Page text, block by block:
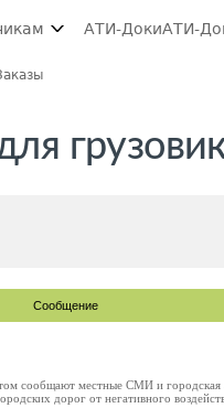
АТИ-ДокиАТИ-
Сообщение
сообщают местные СМИ и
дорог от негативного